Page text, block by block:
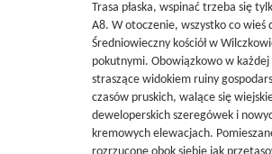
Trasa płaska, wspinać trzeba się
A8. W otoczenie, wszystko co wieś
Średniowieczny kościół w
pokutnymi. Obowiązkowo w
straszące widokiem ruiny
czasów pruskich, walące się
deweloperskich szeregówek i
kremowych elewacjach.